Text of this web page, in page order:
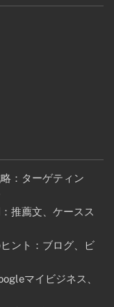
：ターゲティン
推薦文、ケースス
ント：ブログ、ビ
マイビジネス、